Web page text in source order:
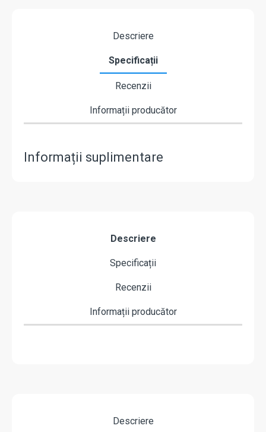
Descriere
Specificații
Recenzii
Informații producător
Informații suplimentare
Descriere
Specificații
Recenzii
Informații producător
Descriere